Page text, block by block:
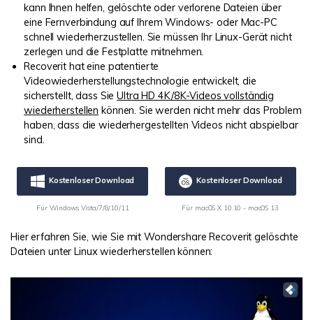
kann Ihnen helfen, gelöschte oder verlorene Dateien über
eine Fernverbindung auf Ihrem Windows- oder Mac-PC
schnell wiederherzustellen. Sie müssen Ihr Linux-Gerät nicht
zerlegen und die Festplatte mitnehmen.
Recoverit hat eine patentierte
Videowiederherstellungstechnologie entwickelt, die
sicherstellt, dass SieUltra HD 4K/8K-Videos vollständig
wiederherstellen können. Sie werden nicht mehr das Problem
haben, dass die wiederhergestellten Videos nicht abspielbar
sind.
Kostenloser Download
Für Windows Vista/7/8/10/11
Kostenloser Download
Für macOS X 10.10 - macOS 13
Hier erfahren Sie, wie Sie mit Wondershare Recoverit gelöschte
Dateien unter Linux wiederherstellen können: